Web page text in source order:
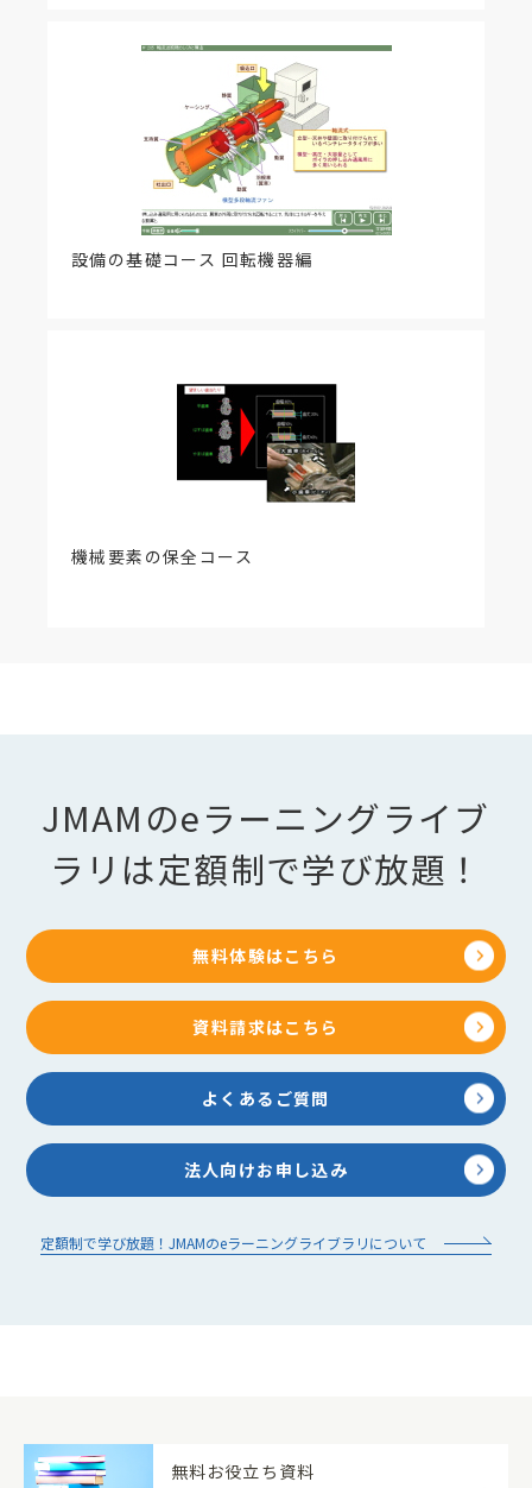
設備の基礎コース 回転機器編
機械要素の保全コース
JMAMのeラーニングライブ
ラリは定額制で学び放題！
無料体験はこちら
資料請求はこちら
よくあるご質問
法人向けお申し込み
定額制で学び放題！JMAMのeラーニングライブラリについて
無料お役立ち資料